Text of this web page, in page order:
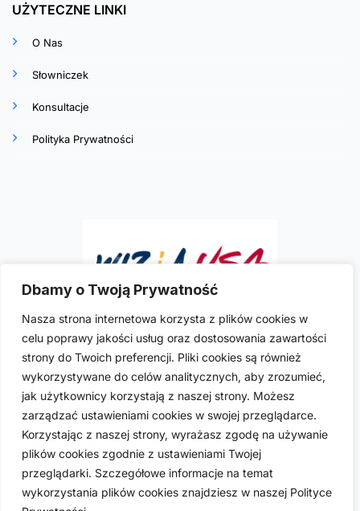
Dbamy o Twoją Prywatność
Nasza strona internetowa korzysta z plików cookies w
celu poprawy jakości usług oraz dostosowania zawartości
strony do Twoich preferencji. Pliki cookies są również
wykorzystywane do celów analitycznych, aby zrozumieć,
jak użytkownicy korzystają z naszej strony. Możesz
zarządzać ustawieniami cookies w swojej przeglądarce.
Korzystając z naszej strony, wyrażasz zgodę na używanie
plików cookies zgodnie z ustawieniami Twojej
przeglądarki. Szczegółowe informacje na temat
wykorzystania plików cookies znajdziesz w naszej Polityce
UŻYTECZNE LINKI
O Nas
Słowniczek
Konsultacje
Polityka Prywatności
Ilona R. Szymkowiczto doświadczona i
wykwalifikowana polska prawniczka imigracyjna
praktykująca w USA. Posiada licencje do wykonywania
zawodu w sześciu stanach USA: Kalifornii, Kolorado,
Florydzie, Nevadzie, Nowym Jorku i Teksasie.